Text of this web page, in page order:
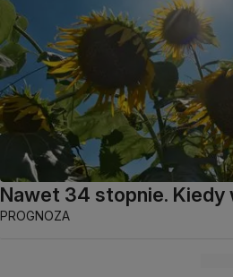
Nawet 34 stopnie. Kiedy
PROGNOZA